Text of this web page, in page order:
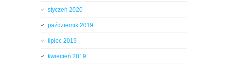
styczeń 2020
październik 2019
lipiec 2019
kwiecień 2019